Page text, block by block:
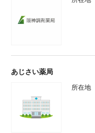
あじさい薬局
所在地